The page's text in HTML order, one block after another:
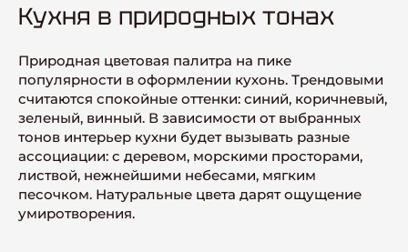
Кухня в природных тонах
Природная цветовая палитра на пике
популярности в оформлении кухонь. Трендовыми
считаются спокойные оттенки: синий, коричневый,
зеленый, винный. В зависимости от выбранных
тонов интерьер кухни будет вызывать разные
ассоциации: с деревом, морскими просторами,
листвой, нежнейшими небесами, мягким
песочком. Натуральные цвета дарят ощущение
умиротворения.